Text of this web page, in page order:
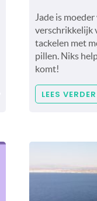
Jade is
verschrikkelijk
tackelen met
pillen. Niks
komt!
LEES VERDER